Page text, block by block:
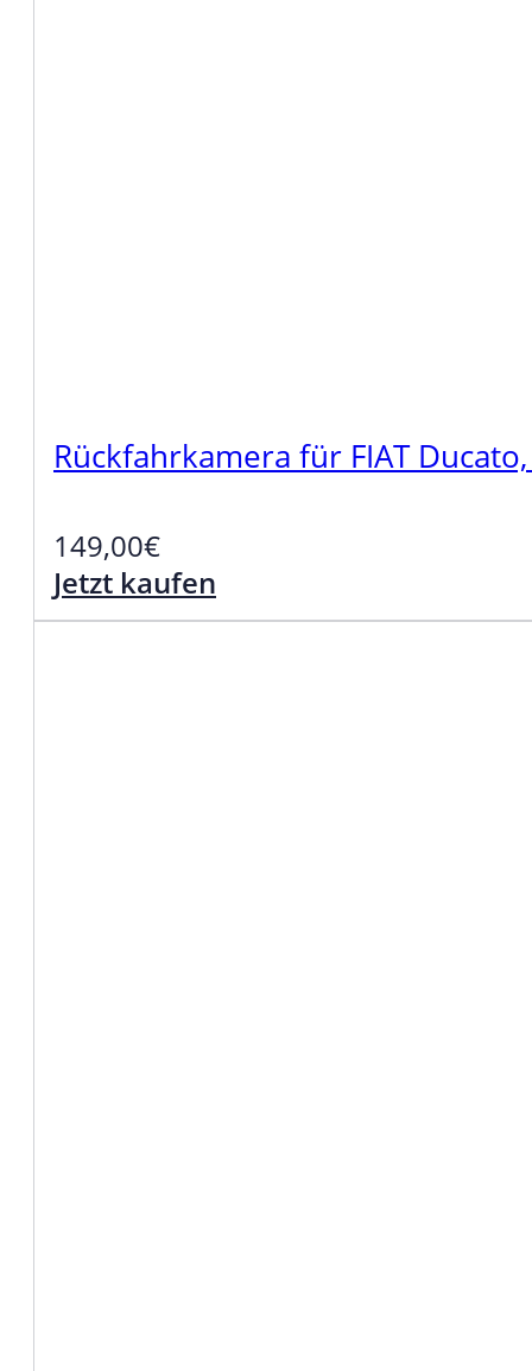
Rückfahrkamera für FIAT
149,00€
Jetzt kaufen